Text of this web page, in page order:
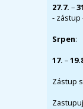
27.7. –
- zástup
Srpen:
17. –
Zástup